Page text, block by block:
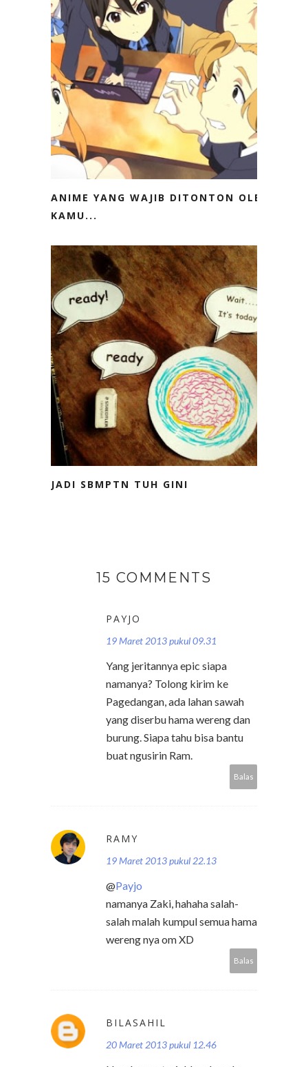
ANIME YANG WAJIB DITONTON OLEH
KAMU...
JADI SBMPTN TUH GINI
15 COMMENTS
PAYJO
19 Maret 2013 pukul 09.31
Yang jeritannya epic siapa
namanya? Tolong kirim ke
Pagedangan, ada lahan sawah
yang diserbu hama wereng dan
burung. Siapa tahu bisa bantu
buat ngusirin Ram.
Balas
RAMY
19 Maret 2013 pukul 22.13
@Payjo
namanya Zaki, hahaha salah-
salah malah kumpul semua hama
wereng nya om XD
Balas
BILASAHIL
20 Maret 2013 pukul 12.46